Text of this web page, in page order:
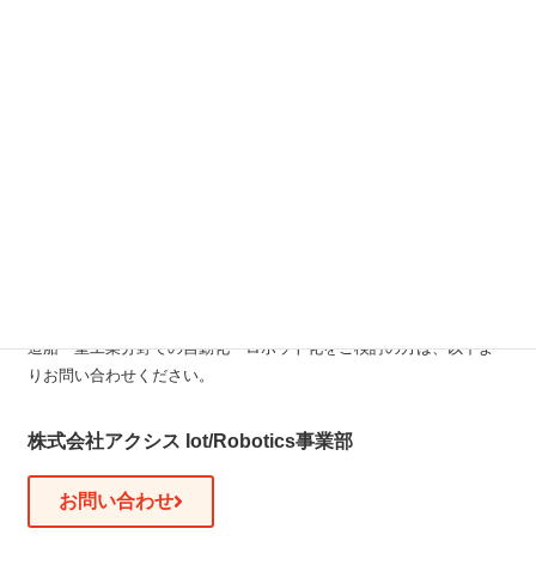
造船・重工業分野での自動化・ロボット化をご検討の方は、以下よ
りお問い合わせください。
株式会社アクシス Iot/Robotics事業部
お問い合わせ